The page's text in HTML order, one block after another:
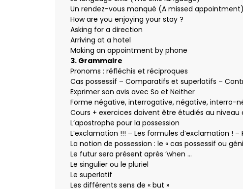
Un rendez-vous manqué (A missed appointment)
How are you enjoying your stay ?
Asking for a direction
Arriving at a hotel
Making an appointment by phone
3. Grammaire
Pronoms : réfléchis et réciproques
Cas possessif – Comparatifs et superlatifs –
Exprimer son avis avec So et Neither
Forme négative, interrogative, négative, interro-
Cours + exercices doivent être étudiés au niveau
L’apostrophe pour la possession
L’exclamation !!! – Les formules d’exclamation !
La notion de possession : le « cas possessif ou
Le futur sera présent après ‘when …
Le singulier ou le pluriel
Le superlatif
Les différents sens de « but »